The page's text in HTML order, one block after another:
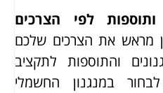
ותוספות לפי הצרכים
מראש את הצרכים שלכם
והתוספות לתקציב
במנגנון החשמלי